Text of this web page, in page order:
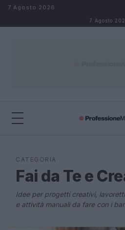
Salta al contenuto
7 Agosto 2026
7 Agosto
CATEGORIA
Fai da Te e
Idee per progetti creativi,
e attività manuali da fare con i